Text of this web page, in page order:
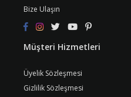
Bize Ulaşın
Müşteri Hizmetleri
Üyelik Sözleşmesi
Gizlilik Sözleşmesi